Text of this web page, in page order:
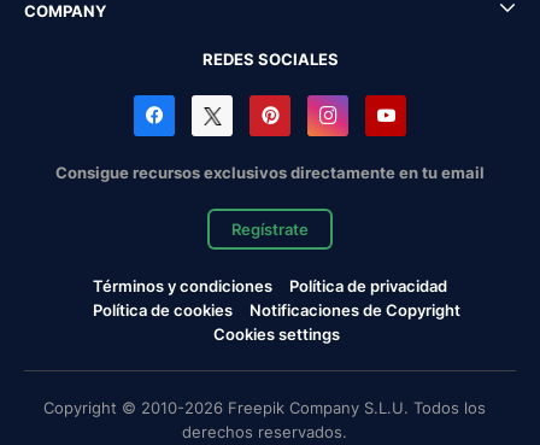
COMPANY
REDES SOCIALES
Consigue recursos exclusivos directamente en tu email
Regístrate
Términos y condiciones
Política de privacidad
Política de cookies
Notificaciones de Copyright
Cookies settings
Copyright © 2010-2026 Freepik Company S.L.U. Todos los
derechos reservados.